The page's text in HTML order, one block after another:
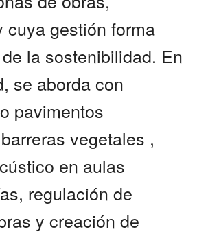
gestión forma
la sostenibilidad. En
se aborda con
pavimentos
vegetales ,
en aulas
regulación de
y creación de